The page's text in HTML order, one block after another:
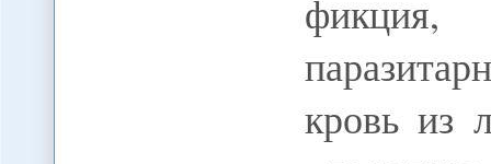
кровь из